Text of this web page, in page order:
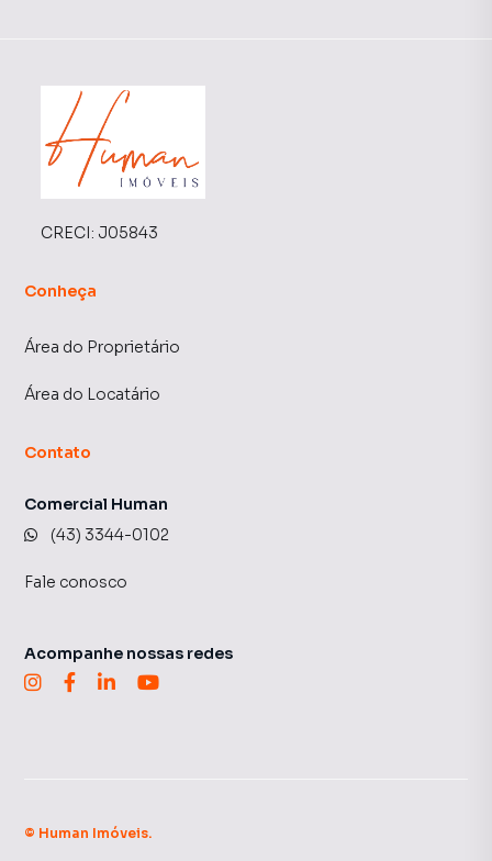
CRECI: J05843
Conheça
Área do Proprietário
Área do Locatário
Contato
Comercial Human
(43) 3344-0102
Fale conosco
Acompanhe nossas redes
© Human Imóveis.